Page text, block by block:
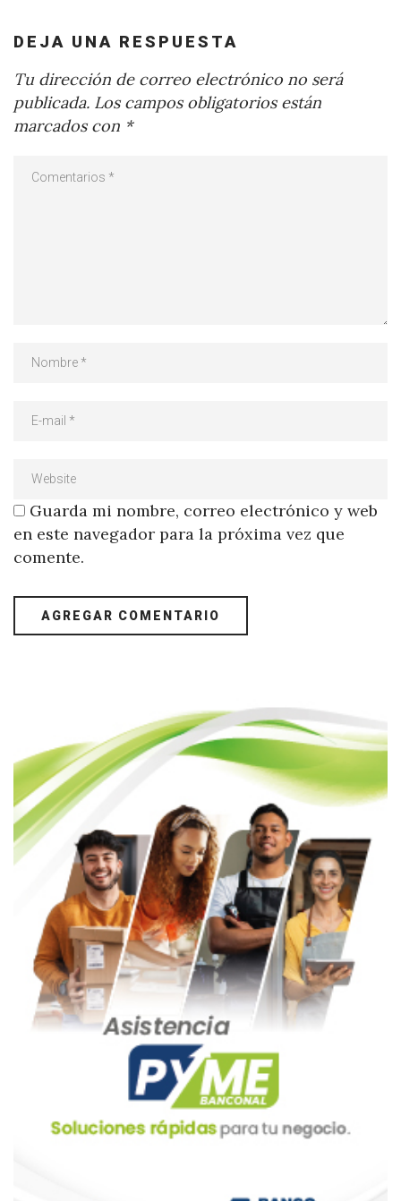
DEJA UNA RESPUESTA
Tu dirección de correo electrónico no será
publicada. Los campos obligatorios están
marcados con *
Guarda mi nombre, correo electrónico y web
en este navegador para la próxima vez que
comente.